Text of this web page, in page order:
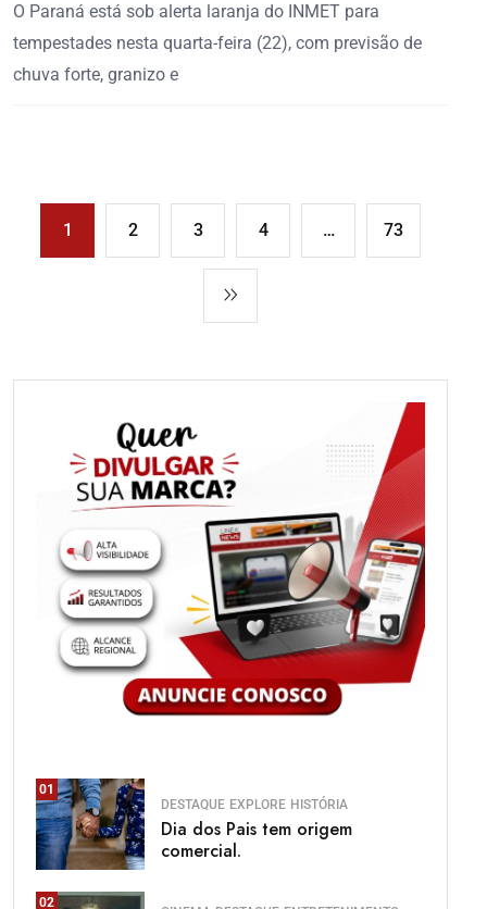
O Paraná está sob alerta laranja do INMET para
tempestades nesta quarta-feira (22), com previsão de
chuva forte, granizo e
1 2 3 4 … 73
01
DESTAQUE EXPLORE HISTÓRIA
Dia dos Pais tem origem
comercial.
02